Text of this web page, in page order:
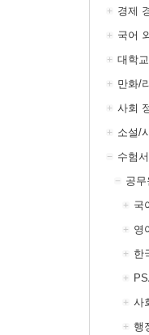
경제
국어
대학
만화/
사회
소설/
수험
공무
국
영
한
사
행